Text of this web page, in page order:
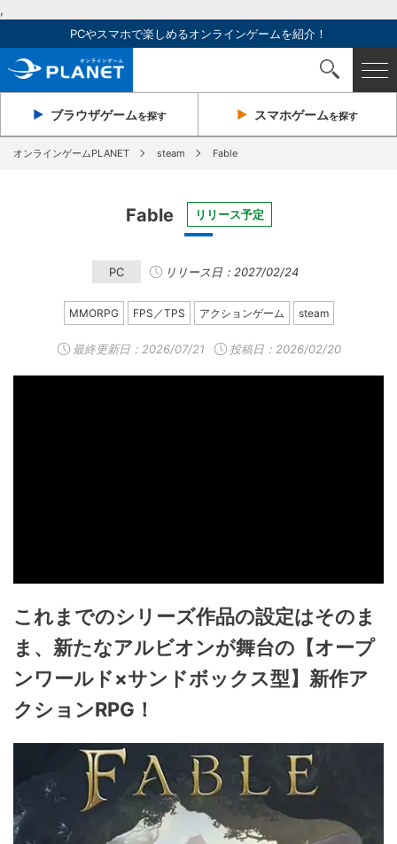
,
PCやスマホで楽しめるオンラインゲームを紹介！
ブラウザゲームを探す スマホゲームを探す
オンラインゲームPLANET steam Fable
Fable リリース予定
PC リリース日：2027/02/24
MMORPG FPS／TPS アクションゲーム steam
最終更新日： 2026/07/21 投稿日：2026/02/20
これまでのシリーズ作品の設定はそのま
ま、新たなアルビオンが舞台の【オープ
ンワールド×サンドボックス型】新作ア
クションRPG！